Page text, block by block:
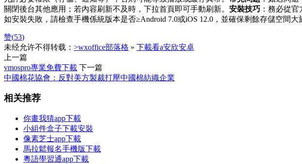
關閉後台其他應用；若內容刷新不及時，下拉首頁即可手動刷新。 安裝技巧 ：務必從
如安裝失敗，請檢查手機係統版本是否≥Android 7.0或iOS 12.0，並確保剩餘存儲空間
赞(53)
未经允许不得转载： >wxoffice部落格 » 下載看a安欣安卓
上一篇
vmospro專業免費下載 下一篇
中國棉花協會：反對美方製裁打壓中國棉紡織企業
相关推荐
你畫我猜app下載
小組件盒子下載安裝
像素芝士app下載
馬拉鬆報名手機版下載
粵語學習通app下載